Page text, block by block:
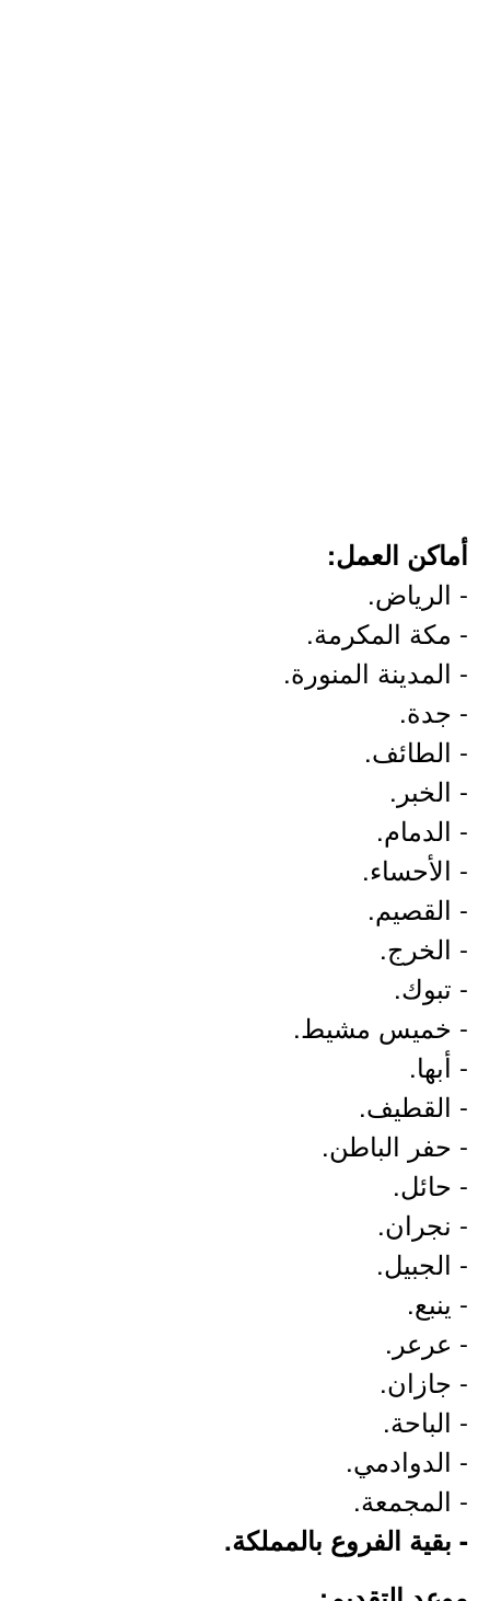
أماكن العمل:
- الرياض.
- مكة المكرمة.
- المدينة المنورة.
- جدة.
- الطائف.
- الخبر.
- الدمام.
- الأحساء.
- القصيم.
- الخرج.
- تبوك.
- خميس مشيط.
- أبها.
- القطيف.
- حفر الباطن.
- حائل.
- نجران.
- الجبيل.
- ينبع.
- عرعر.
- جازان.
- الباحة.
- الدوادمي.
- المجمعة.
- بقية الفروع بالمملكة.